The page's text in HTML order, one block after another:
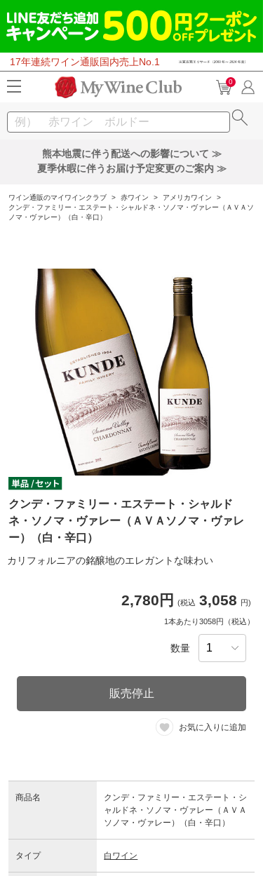
17年連続ワイン通販国内売上No.1
0
熊本地震に伴う配送への影響について ≫
夏季休暇に伴うお届け予定変更のご案内 ≫
ワイン通販のマイワインクラブ > 赤ワイン > アメリカワイン
>
クンデ・ファミリー・エステート・シャルドネ・ソノマ・ヴァレー（ＡＶＡソ
ノマ・ヴァレー）（白・辛口）
クンデ・ファミリー・エステート・シャルド
ネ・ソノマ・ヴァレー（ＡＶＡソノマ・ヴァレ
ー）（白・辛口）
カリフォルニアの銘醸地のエレガントな味わい
2,780円 (税込 3,058 円)
1本あたり3058円（税込）
数量
販売停止
お気に入りに追加
商品名
クンデ・ファミリー・エステート・シ
ャルドネ・ソノマ・ヴァレー（ＡＶＡ
ソノマ・ヴァレー）（白・辛口）
タイプ 白ワイン